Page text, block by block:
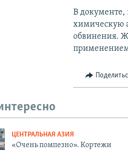
В
химическую
обвинения.
применением
ЦЕНТРАЛЬНАЯ АЗИЯ
«Очень помпезно». Кортежи